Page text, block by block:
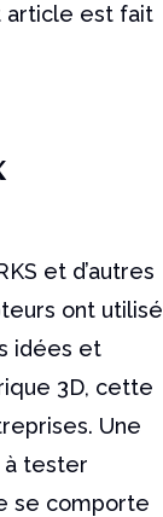
article est fait
et d’autres
ont utilisé
idées et
3D, cette
Une
à tester
se comporte